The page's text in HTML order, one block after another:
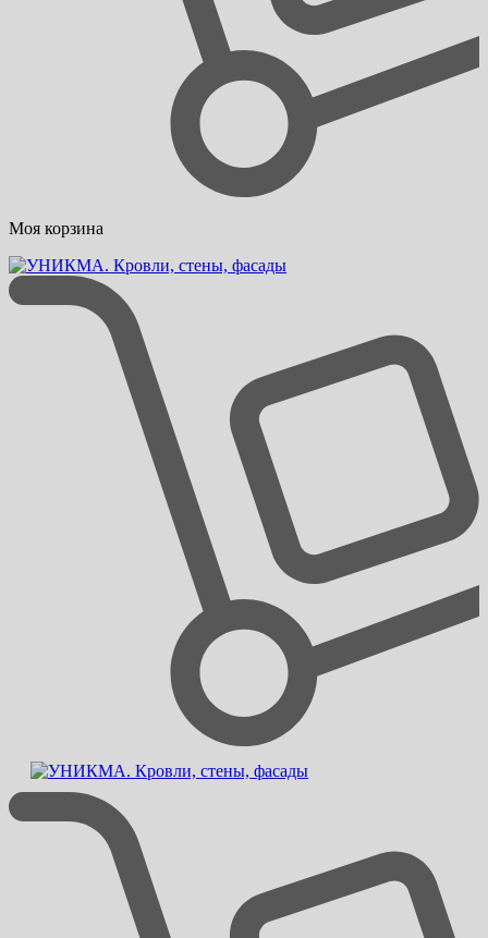
Моя корзина